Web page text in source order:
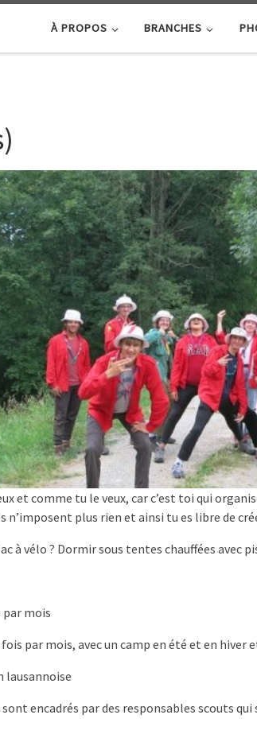
À PROPOS BRANCHES
et comme tu le veux, car c’est toi qui
plus rien et ainsi tu es libre de
à vélo ? Dormir sous tentes chauffées avec
par mois
fois par mois, avec un camp en été et en hiver
lausannoise
sont encadrés par des responsables scouts